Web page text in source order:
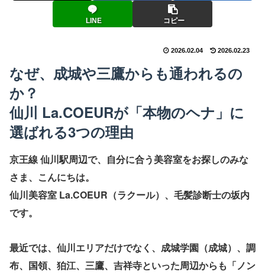
LINE コピー
2026.02.04 2026.02.23
なぜ、成城や三鷹からも通われるの
か？
仙川 La.COEURが「本物のヘナ」に
選ばれる3つの理由
京王線仙川駅周辺で、自分に合う美容室をお探しのみな
さま、こんにちは。
仙川美容室 La.COEUR（ラクール） 、毛髪診断士の坂内
です。
最近では、 仙川エリアだけでなく、 成城学園（成城） 、 調
布、 国領、 狛江、 三鷹、 吉祥寺といった周辺からも「ノン